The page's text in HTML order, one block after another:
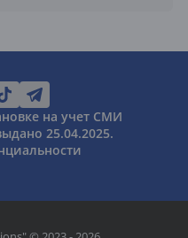
на учет СМИ
25.04.2025.